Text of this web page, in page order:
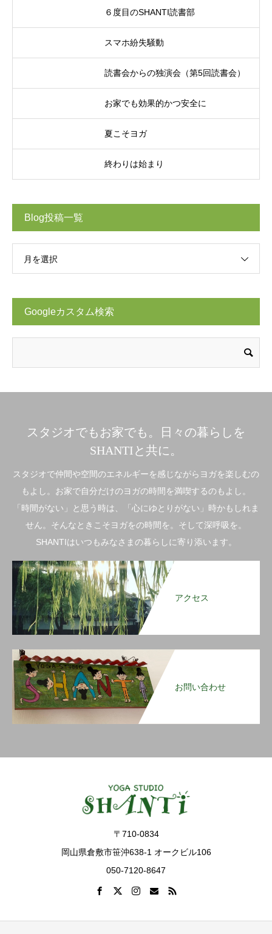
６度目のSHANTI読書部
スマホ紛失騒動
読書会からの独演会（第5回読書会）
お家でも効果的かつ安全に
夏こそヨガ
終わりは始まり
Blog投稿一覧
月を選択
Googleカスタム検索
スタジオでもお家でも。日々の暮らしを
SHANTIと共に。
スタジオで仲間や空間のエネルギーを感じながらヨガを楽しむの
もよし。お家で自分だけのヨガの時間を満喫するのもよし。
「時間がない」と思う時は、「心にゆとりがない」時かもしれま
せん。そんなときこそヨガをの時間を。そして深呼吸を。
SHANTIはいつもみなさまの暮らしに寄り添います。
アクセス
お問い合わせ
〒710-0834
岡山県倉敷市笹沖638-1 オークビル106
050-7120-8647